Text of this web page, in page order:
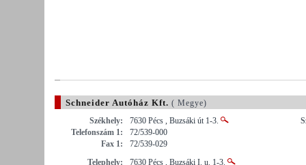
Schneider Autóház Kft. ( Megye)
Székhely:
7630 Pécs , Buzsáki út 1-3.
Telefonszám 1:
72/539-000
Fax 1:
72/539-029
Telephely:
7630 Pécs , Buzsáki I. u. 1-3.